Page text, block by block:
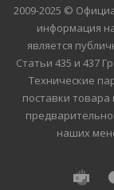
2009-2025 ©
информация
является
Статьи 435 и 437
Технические
поставки
наших